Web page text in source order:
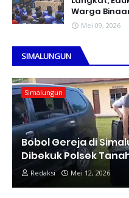
Warga
Mei 09, 2026
SIMALUNGUN
Simalungun
Bobol Gereja di
Dibekuk Polsek
Redaksi Mei 12, 2026